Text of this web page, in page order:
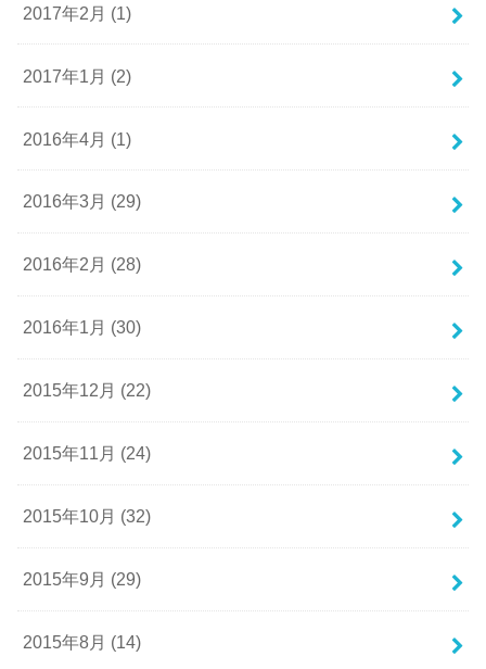
2017年2月 (1)
2017年1月 (2)
2016年4月 (1)
2016年3月 (29)
2016年2月 (28)
2016年1月 (30)
2015年12月 (22)
2015年11月 (24)
2015年10月 (32)
2015年9月 (29)
2015年8月 (14)